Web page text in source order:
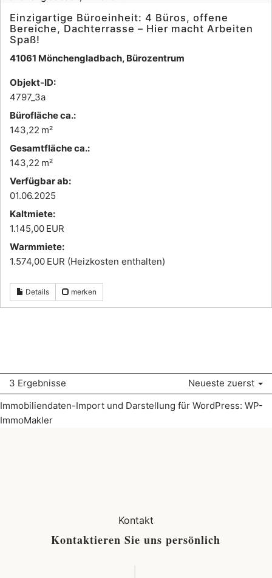
Einzigartige Büroeinheit: 4 Büros, offene
Bereiche, Dachterrasse – Hier macht Arbeiten
Spaß!
41061 Mönchengladbach, Bürozentrum
Objekt-ID:
4797_3a
Bürofläche ca.:
143,22 m²
Gesamtfläche ca.:
143,22 m²
Verfügbar ab:
01.06.2025
Kaltmiete:
1.145,00 EUR
Warmmiete:
1.574,00 EUR (Heizkosten enthalten)
Details merken
3 Ergebnisse
Neueste zuerst
Immobiliendaten-Import und Darstellung für WordPress: WP-
ImmoMakler
Kontakt
Kontaktieren Sie uns persönlich